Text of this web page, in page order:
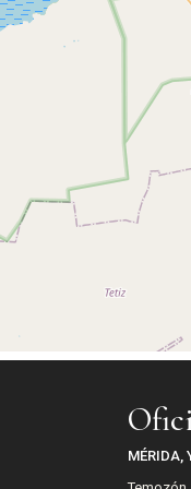
MÉRIDA,